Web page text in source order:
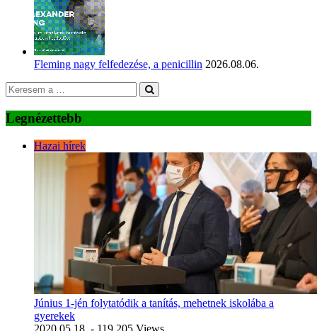
Fleming nagy felfedezése, a penicillin 2026.08.06.
Legnézettebb
Hazai hírek
Június 1-jén folytatódik a tanítás, mehetnek iskolába a
gyerekek
2020.05.18. - 119 205 Views